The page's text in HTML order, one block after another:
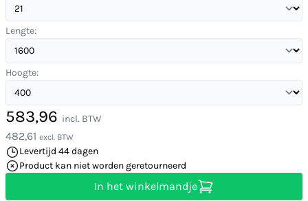
Lengte:
Hoogte:
583,96 incl. BTW
482,61 excl. BTW
Levertijd 44 dagen
Product kan niet worden geretourneerd
In het winkelmandje